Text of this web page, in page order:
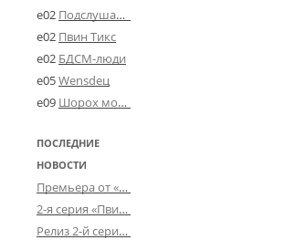
e02 Подслушано в Угличе
e02 Пвин Тикс
e02 БДСМ-люди
e05Wensdeц
e09 Шорох мозговины
ПОСЛЕДНИЕ
НОВОСТИ
Премьера от «Усталого королевства»: «Игорь начал»
2-я серия «Пвин Тикса» от 2-D
Релиз 2-й серии «БДСМ-людей» от «Аркада Фильм»